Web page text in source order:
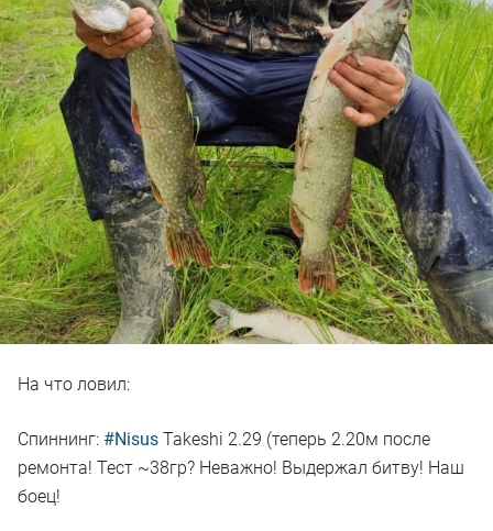
На что ловил:
Спиннинг: #Nisus Takeshi 2.29 (теперь 2.20м после
ремонта! Тест ~38гр? Неважно! Выдержал битву! Наш
боец!